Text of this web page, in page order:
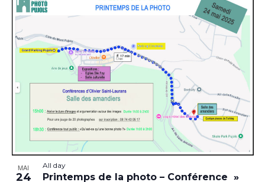
MAI
24
All day
Printemps de la photo – Conférence »